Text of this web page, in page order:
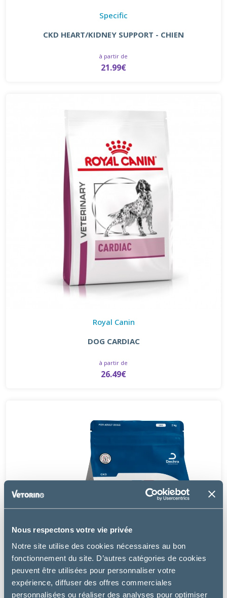
Nous respectons votre vie privée
Notre site utilise des cookies nécessaires au bon
fonctionnement du site. D’autres catégories de cookies
peuvent être utilisées pour personnaliser votre
expérience, diffuser des offres commerciales
personnalisées ou réaliser des analyses pour optimiser
Specific
CKD HEART/KIDNEY SUPPORT - CHIEN
à partir de
21.99€
Royal Canin
DOG CARDIAC
à partir de
26.49€